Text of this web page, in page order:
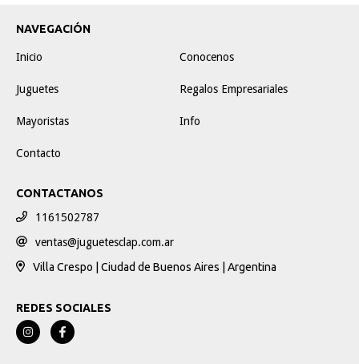
NAVEGACIÓN
Inicio Conocenos
Juguetes Regalos Empresariales
Mayoristas Info
Contacto
CONTACTANOS
1161502787
ventas@juguetesclap.com.ar
Villa Crespo | Ciudad de Buenos Aires | Argentina
REDES SOCIALES